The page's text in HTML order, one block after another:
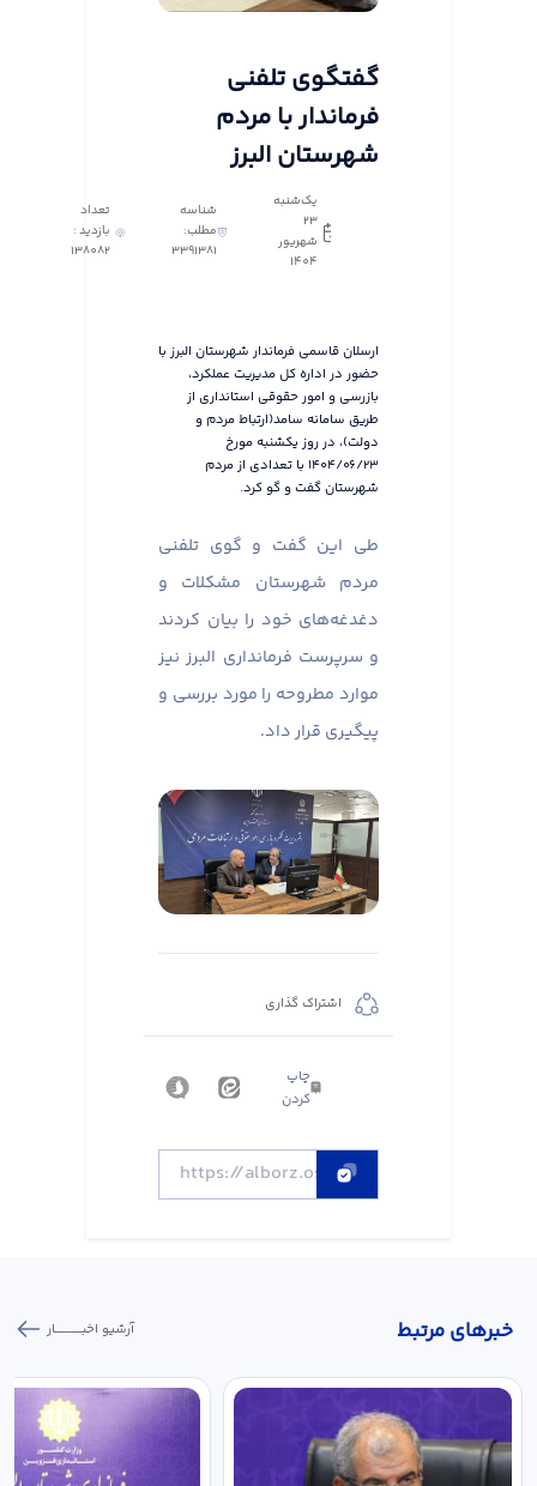
گفتگوی تلفنی
فرماندار با مردم
شهرستان البرز
یک‌شنبه
23
شهریور
1404
شناسه
مطلب:
3391381
تعداد
بازدید :
138082
ارسلان قاسمی فرماندار شهرستان البرز با
حضور در اداره کل مدیریت عملکرد،
بازرسی و امور حقوقی استانداری از
طریق سامانه سامد(ارتباط مردم و
دولت)، در روز یکشنبه مورخ
۱۴۰۴/۰۶/۲۳ با تعدادی از مردم
شهرستان گفت و گو کرد.
طی این گفت و گوی تلفنی
مردم شهرستان مشکلات و
دغدغه‌های خود را بیان کردند
و سرپرست فرمانداری البرز نیز
موارد مطروحه را مورد بررسی و
پیگیری قرار داد.
اشتراک گذاری
چاپ
کردن
خبر‌های مرتبط آرشیو اخبـــــــــــار